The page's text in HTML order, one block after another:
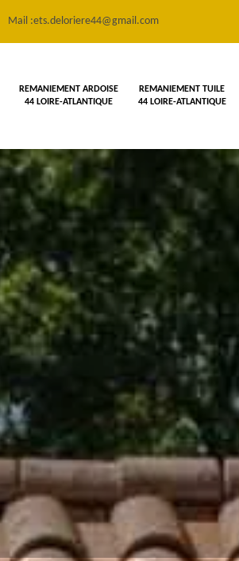
Mail :ets.deloriere44@gmail.com
REMANIEMENT ARDOISE
44 LOIRE-ATLANTIQUE
REMANIEMENT TUILE
44 LOIRE-ATLANTIQUE